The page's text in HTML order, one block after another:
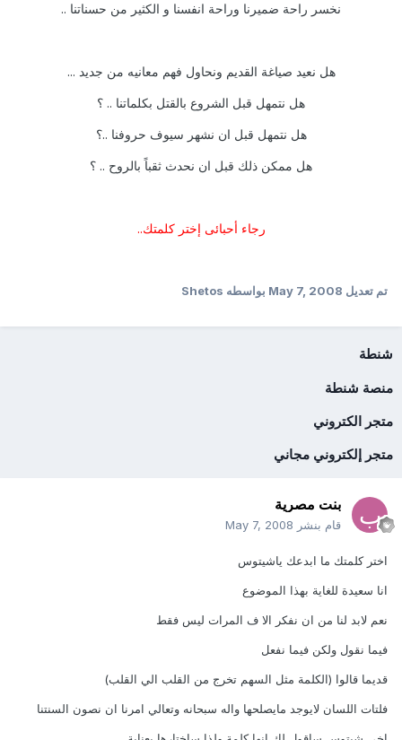
نخسر راحة ضميرنا وراحة انفسنا و الكثير من حسناتنا ..
هل نعيد صياغة القديم ونحاول فهم معانيه من جديد ...
هل نتمهل قبل الشروع بالقتل بكلماتنا .. ؟
هل نتمهل قبل ان نشهر سيوف حروفنا ..؟
هل ممكن ذلك قبل ان نحدث ثقباً بالروح .. ؟
رجاء أحبائى إختر كلمتك..
تم تعديلMay 7, 2008بواسطه Shetos
شنطة
منصة شنطة
متجر الكتروني
متجر إلكتروني مجاني
بنت مصرية
قام بنشر May 7, 2008
اختر كلمتك ما ابدعك ياشيتوس
انا سعيدة للغاية بهذا الموضوع
نعم لابد لنا من ان نفكر الا ف المرات ليس فقط
فيما نقول ولكن فيما نفعل
قديما قالوا (الكلمة مثل السهم تخرج من القلب الي القلب)
فلتات اللسان لايوجد مايصلحها واله سبحانه وتعالي امرنا ان نصون السنتنا